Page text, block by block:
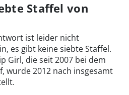
Staffel von
ist leider nicht
es gibt keine siebte Staffel.
Girl, die seit 2007 bei dem
wurde 2012 nach insgesamt